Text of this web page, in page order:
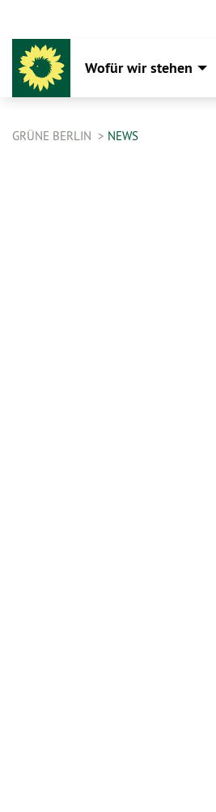
Wofür wir stehen
GRÜNE BERLIN NEWS